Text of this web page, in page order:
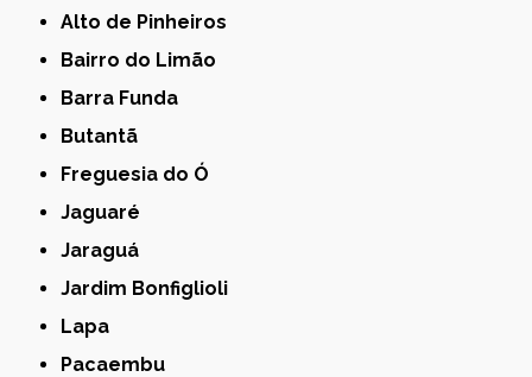
Alto de Pinheiros
Bairro do Limão
Barra Funda
Butantã
Freguesia do Ó
Jaguaré
Jaraguá
Jardim Bonfiglioli
Lapa
Pacaembu